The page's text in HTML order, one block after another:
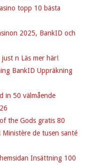
topp 10 bästa
2025, BankID och
n Läs mer här!
BankID Uppräkning
in 50 välmående
the Gods gratis 80
de tusen santé
Insättning 100